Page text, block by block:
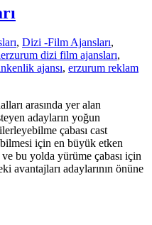
, Dizi -Film Ajansları,
erzurum dizi film ajansları,
ajansı, erzurum reklam
arasında yer alan
adayların yoğun
çabası cast
için en büyük etken
bu yolda yürüme çabası için
avantajları adaylarının önüne